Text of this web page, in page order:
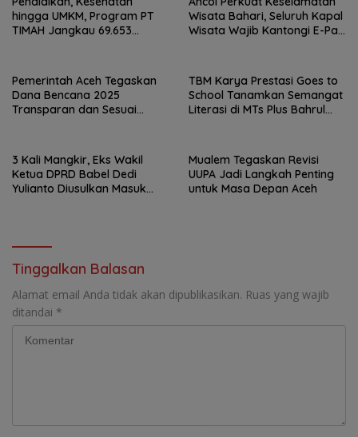
hingga UMKM, Program PT
TIMAH Jangkau 69.653
Wisata Bahari, Seluruh Kapal
Wisata Wajib Kantongi E-Pas
Pemerintah Aceh Tegaskan
Dana Bencana 2025
Transparan dan Sesuai
TBM Karya Prestasi Goes to
School Tanamkan Semangat
Literasi di MTs Plus Bahrul
3 Kali Mangkir, Eks Wakil
Ketua DPRD Babel Dedi
Yulianto Diusulkan Masuk
Mualem Tegaskan Revisi
UUPA Jadi Langkah Penting
untuk Masa Depan Aceh
Tinggalkan Balasan
Alamat email Anda tidak akan dipublikasikan. Ruas yang wajib
ditandai *